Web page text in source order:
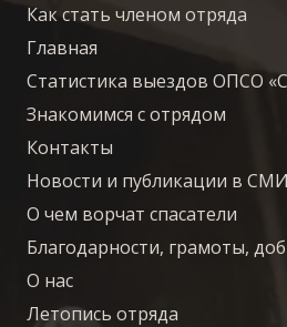
Как стать членом отряда
Главная
Статистика выездов ОПСО
Знакомимся с отрядом
Контакты
Новости и публикации в СМИ
О чем ворчат спасатели
Благодарности, грамоты,
О нас
Летопись отряда